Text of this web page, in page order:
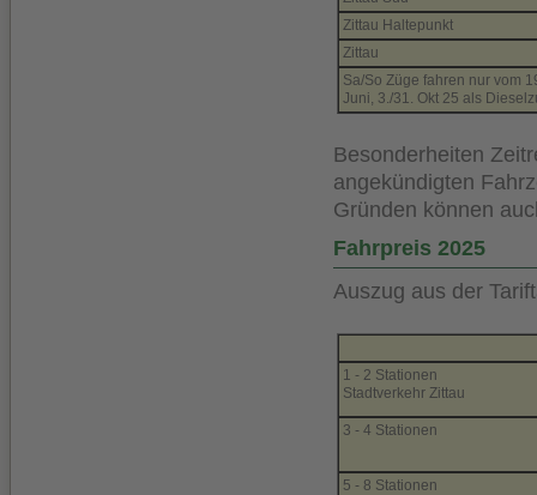
Zittau Haltepunkt
Zittau
Sa/So Züge fahren nur vom
Juni, 3./31. Okt 25 als
Besonderheiten
angekündigten
Gründen können
Fahrpreis 2025
Auszug aus der
1 - 2 Stationen
Stadtverkehr Zittau
3 - 4 Stationen
5 - 8 Stationen